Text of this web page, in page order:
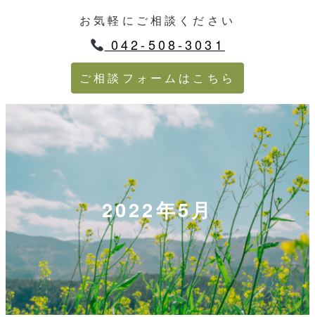
お気軽にご相談ください
042-508-3031
ご相談フォームはこちら
2022年5月